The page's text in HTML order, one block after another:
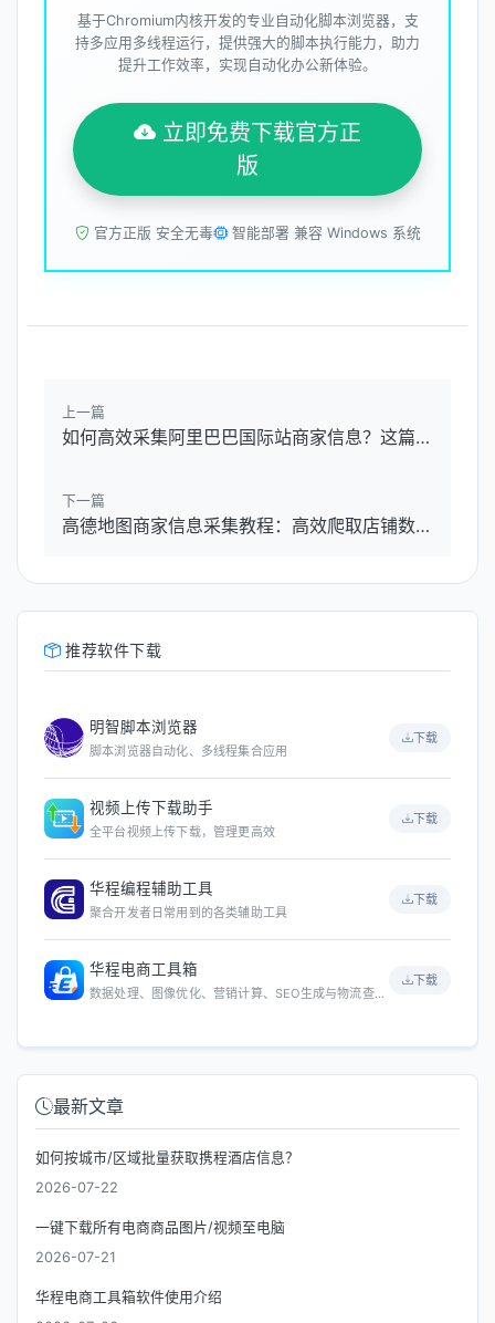
基于Chromium内核开发的专业自动化脚本浏览器，支
持多应用多线程运行，提供强大的脚本执行能力，助力
提升工作效率，实现自动化办公新体验。
立即免费下载官方正
版
官方正版 安全无毒 智能部署 兼容 Windows 系统
上一篇
如何高效采集阿里巴巴国际站商家信息？这篇教程帮你搞定！
下一篇
高德地图商家信息采集教程：高效爬取店铺数据，一键导出Excel/CSV
推荐软件下载
明智脚本浏览器
脚本浏览器自动化、多线程集合应用
下载
视频上传下载助手
全平台视频上传下载，管理更高效
下载
华程编程辅助工具
聚合开发者日常用到的各类辅助工具
下载
华程电商工具箱
数据处理、图像优化、营销计算、SEO生成与物流查询等
下载
最新文章
如何按城市/区域批量获取携程酒店信息？
2026-07-22
一键下载所有电商商品图片/视频至电脑
2026-07-21
华程电商工具箱软件使用介绍